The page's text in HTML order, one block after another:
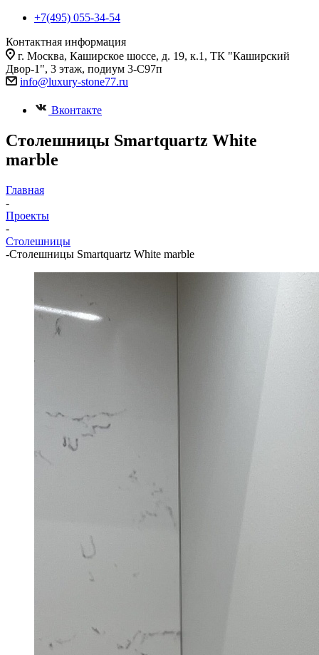
+7(495) 055-34-54
Контактная информация
г. Москва, Каширское шоссе, д. 19, к.1, ТК "Каширский
Двор-1", 3 этаж, подиум 3-С97п
info@luxury-stone77.ru
Вконтакте
Столешницы Smartquartz White
marble
Главная
-
Проекты
-
Столешницы
-Столешницы Smartquartz White marble